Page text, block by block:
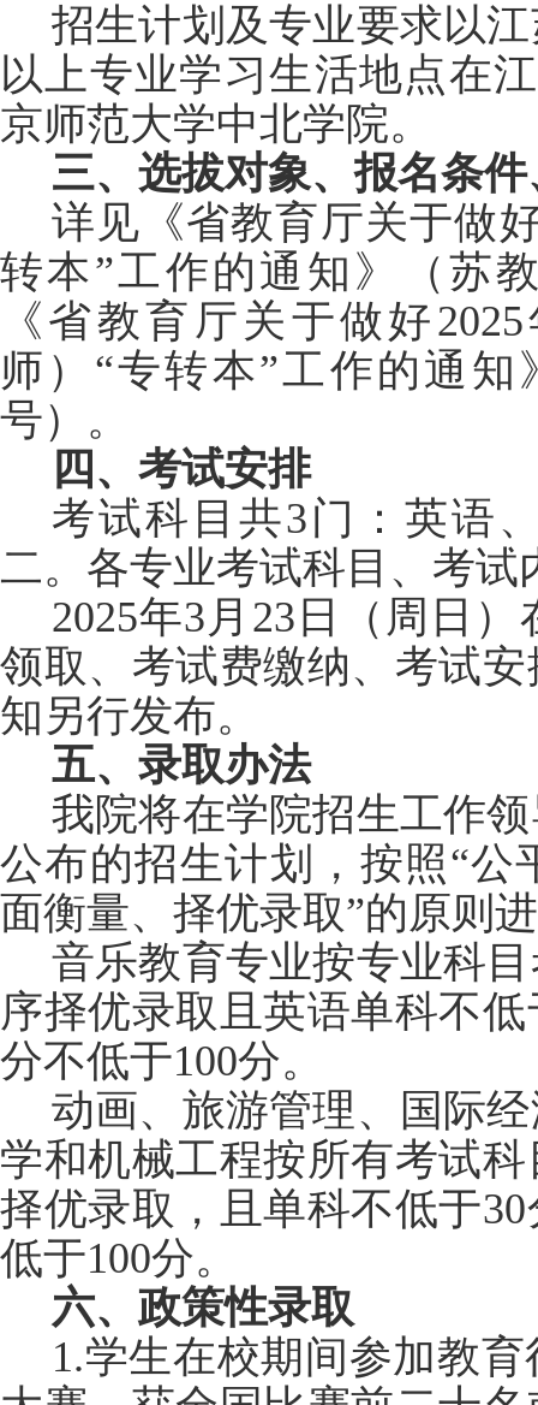
招生计划及专业要求以
以上专业学习生活地点在
京师范大学中北学院。
三、选拔对象、报名条
详见《省教育厅关于做
转本”工作的通知》（苏
《省教育厅关于做好
师）“专转本”工作的通知
号）。
四、考试安排
考试科目共3门：英语
二。各专业考试科目、考
2025年3月23日（周日
领取、考试费缴纳、考试
知另行发布。
五、录取办法
我院将在学院招生工作
公布的招生计划，按照“公
面衡量、择优录取”的原则
音乐教育专业按专业科
序择优录取且英语单科不低
分不低于100分。
动画、旅游管理、国际
学和机械工程按所有考试
择优录取，且单科不低于
低于100分。
六、政策性录取
1.学生在校期间参加教